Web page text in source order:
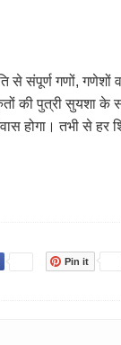
से संपूर्ण गणों,
की पुत्री सुयशा
होगा। तभी से
Pin it